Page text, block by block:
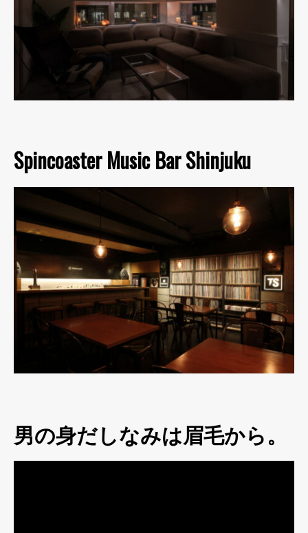
Spincoaster Music Bar Shinjuku
男の身だしなみは眉毛から。